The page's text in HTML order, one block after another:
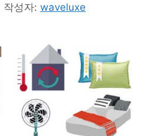
작성자: waveluxe